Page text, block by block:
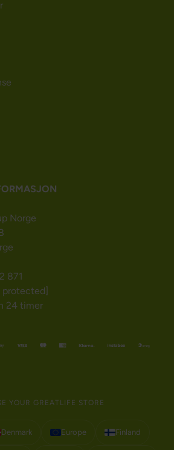
Norge
871
protected]
24 timer
YOUR GREATLIFE STORE
Denmark Europe Finland